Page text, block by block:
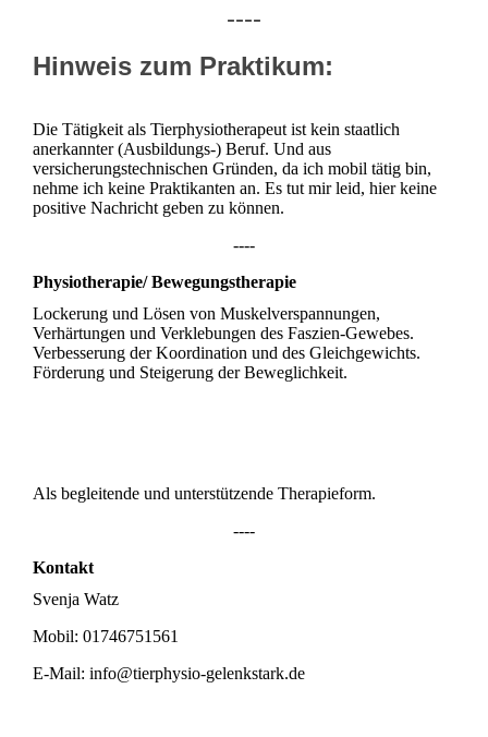
----
Hinweis zum Praktikum:
Die Tätigkeit als Tierphysiotherapeut ist kein staatlich
anerkannter (Ausbildungs-) Beruf. Und aus
versicherungstechnischen Gründen, da ich mobil tätig bin,
nehme ich keine Praktikanten an. Es tut mir leid, hier keine
positive Nachricht geben zu können.
----
Physiotherapie/ Bewegungstherapie
Lockerung und Lösen von Muskelverspannungen,
Verhärtungen und Verklebungen des Faszien-Gewebes.
Verbesserung der Koordination und des Gleichgewichts.
Förderung und Steigerung der Beweglichkeit.
Als begleitende und unterstützende Therapieform.
----
Kontakt
Svenja Watz
Mobil: 01746751561
E-Mail: info@tierphysio-gelenkstark.de